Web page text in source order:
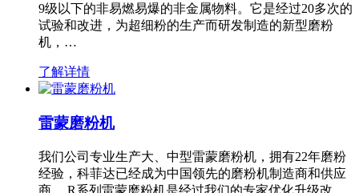
9级以下的非易燃易爆的非金属物料。它是经过20多次的
试验和改进，为超细粉的生产而研发制造的新型磨粉
机，…
了解详情
雷蒙磨粉机
我们公司专业生产大、中型雷蒙磨粉机，拥有22年磨粉
经验，科菲达已经成为中国领先的磨粉机制造商和供应
商。 R系列雷蒙磨粉机是经过我们的专家优化升级改